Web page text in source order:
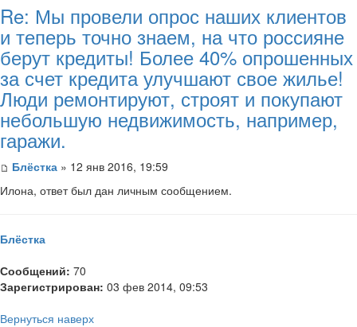
Re: Мы провели опрос наших клиентов
и теперь точно знаем, на что россияне
берут кредиты! Более 40% опрошенных
за счет кредита улучшают свое жилье!
Люди ремонтируют, строят и покупают
небольшую недвижимость, например,
гаражи.
Блёстка » 12 янв 2016, 19:59
Илона, ответ был дан личным сообщением.
Блёстка
Сообщений: 70
Зарегистрирован: 03 фев 2014, 09:53
Вернуться наверх